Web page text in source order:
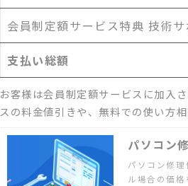
会員制定額サービス特典 技術
支払い総額
お客様は会員制定額サービスに加入
スの料金値引きや、無料での使い方
パソコン
パソコン修
ル場合の価